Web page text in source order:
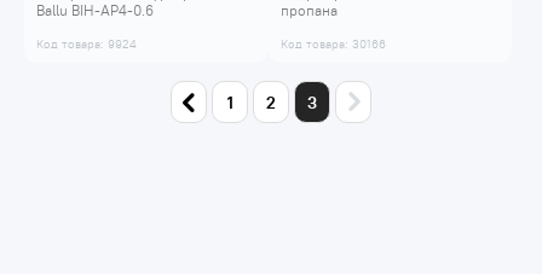
Ballu BIH-AP4-0.6
Код товара: 9924
пропана
Код товара: 30166
1 2 3